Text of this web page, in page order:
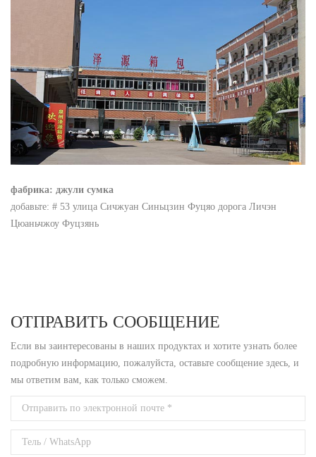
фабрика: джули сумка
добавьте: # 53 улица Сичжуан Синьцзин Фуцяо дорога Личэн
Цюаньчжоу Фуцзянь
ОТПРАВИТЬ СООБЩЕНИЕ
Если вы заинтересованы в наших продуктах и ​​хотите узнать более
подробную информацию, пожалуйста, оставьте сообщение здесь, и
мы ответим вам, как только сможем.